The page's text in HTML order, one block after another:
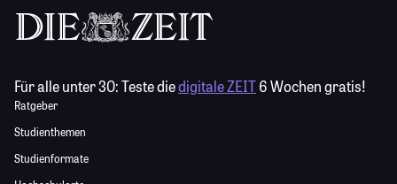
Für alle unter 30:Teste diedigitale ZEIT6 Wochen gratis!
Ratgeber
Studienthemen
Studienformate